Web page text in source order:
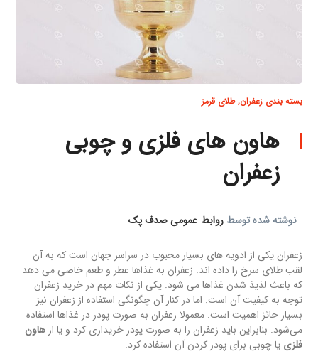
بسته بندی زعفران,طلای قرمز
هاون های فلزی و چوبی
زعفران
نوشته شده توسطروابط عمومی صدف پک
زعفران یکی از ادویه های بسیار محبوب در سراسر جهان است که به آن
لقب طلای سرخ را داده اند. زعفران به غذاها عطر و طعم خاصی می دهد
که باعث لذیذ شدن غذاها می شود. یکی از نکات مهم در خرید زعفران
توجه به کیفیت آن است. اما در کنار آن چگونگی استفاده از زعفران نیز
بسیار حائز اهمیت است. معمولا زعفران به صورت پودر در غذاها استفاده
می‌شود. بنابراین باید زعفران را به صورت پودر خریداری کرد و یا ازهاون
فلزی یا چوبی برای پودر کردن آن استفاده کرد.